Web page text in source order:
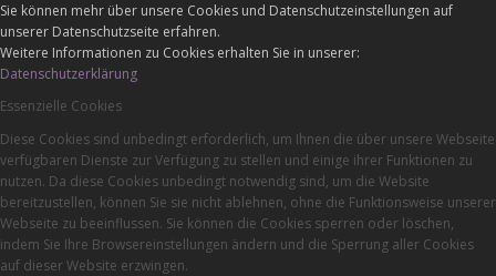
Sie können mehr über unsere Cookies und Datenschutzeinstellungen auf
unserer Datenschutzseite erfahren.
Weitere Informationen zu Cookies erhalten Sie in unserer:
Datenschutzerklärung
Essenzielle Cookies
Diese Cookies sind unbedingt erforderlich, um Ihnen die über unsere Webseite
verfügbaren Dienste zur Verfügung zu stellen und einige ihrer Funktionen zu
nutzen. Da diese Cookies unbedingt notwendig sind, um die Website
bereitzustellen, können Sie sie nicht ablehnen, ohne die Funktionsweise unserer
Webseite zu beeinflussen. Sie können die Cookies sperren oder löschen,
indem Sie Ihre Browsereinstellungen ändern und die Sperrung aller Cookies
auf dieser Website erzwingen.